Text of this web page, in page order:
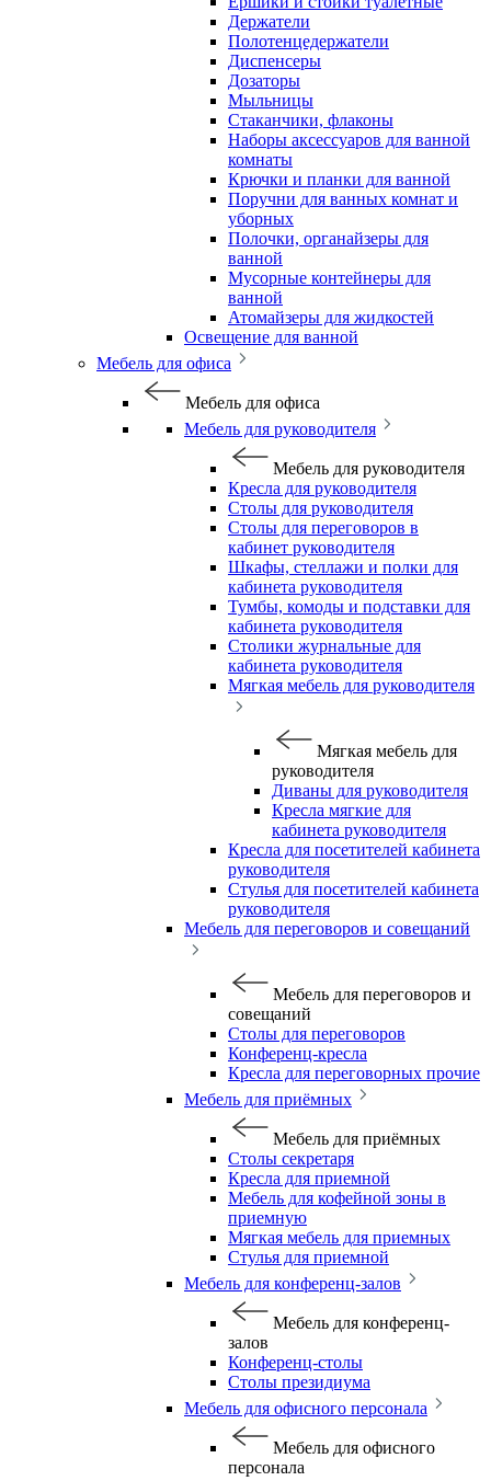
Держатели
Полотенцедержатели
Диспенсеры
Дозаторы
Мыльницы
Стаканчики, флаконы
Наборы аксессуаров для ванной
комнаты
Крючки и планки для ванной
Поручни для ванных комнат и
уборных
Полочки, органайзеры для
ванной
Мусорные контейнеры для
ванной
Атомайзеры для жидкостей
Освещение для ванной
Мебель для офиса
Мебель для офиса
Мебель для руководителя
Мебель для руководителя
Кресла для руководителя
Столы для руководителя
Столы для переговоров в
кабинет руководителя
Шкафы, стеллажи и полки для
кабинета руководителя
Тумбы, комоды и подставки для
кабинета руководителя
Столики журнальные для
кабинета руководителя
Мягкая мебель для руководителя
Мягкая мебель для
руководителя
Диваны для руководителя
Кресла мягкие для
кабинета руководителя
Кресла для посетителей кабинета
руководителя
Стулья для посетителей кабинета
руководителя
Мебель для переговоров и совещаний
Мебель для переговоров и
совещаний
Столы для переговоров
Конференц-кресла
Кресла для переговорных прочие
Мебель для приёмных
Мебель для приёмных
Столы секретаря
Кресла для приемной
Мебель для кофейной зоны в
приемную
Мягкая мебель для приемных
Стулья для приемной
Мебель для конференц-залов
Мебель для конференц-
залов
Конференц-столы
Столы президиума
Мебель для офисного персонала
Мебель для офисного
персонала